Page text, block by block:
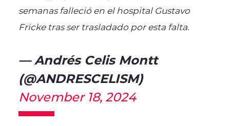
semanas falleció en el hospital Gustavo
Fricke tras ser trasladado por esta falta.
— Andrés Celis Montt
(@ANDRESCELISM)
November 18, 2024